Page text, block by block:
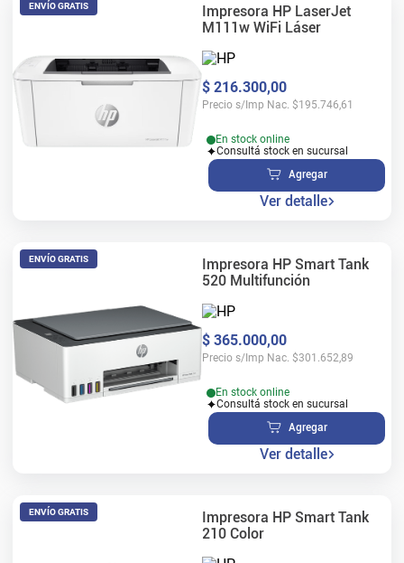
ENVÍO GRATIS
Impresora HP LaserJet
M111w WiFi Láser
$ 216.300,00
Precio s/Imp Nac. $195.746,61
En stock online
Consultá stock en sucursal
Agregar
Ver detalle
ENVÍO GRATIS
Impresora HP Smart Tank
520 Multifunción
$ 365.000,00
Precio s/Imp Nac. $301.652,89
En stock online
Consultá stock en sucursal
Agregar
Ver detalle
ENVÍO GRATIS
Impresora HP Smart Tank
210 Color